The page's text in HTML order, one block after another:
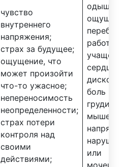
чувство
внутреннего
напряжения;
страх за будущее;
ощущение, что
может произойти
что-то ужасное;
непереносимость
неопределенности;
страх потери
контроля над
своими
действиями;
одышка,
перебоев
работе
боль в
груди/
или